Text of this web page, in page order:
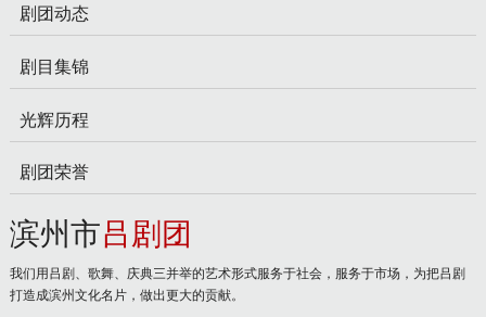
剧团动态
剧目集锦
光辉历程
剧团荣誉
滨州市吕剧团
我们用吕剧、歌舞、庆典三并举的艺术形式服务于社会，服务于市场，为把吕剧
打造成滨州文化名片，做出更大的贡献。